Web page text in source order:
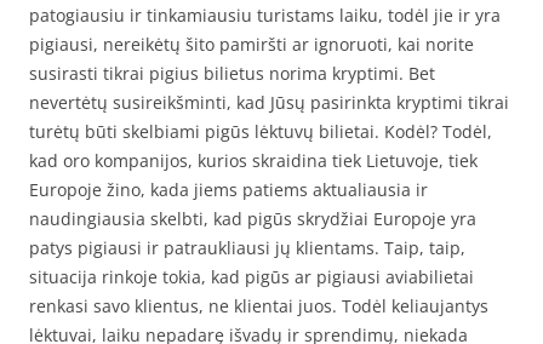
patogiausiu ir tinkamiausiu turistams laiku, todėl jie ir yra
pigiausi, nereikėtų šito pamiršti ar ignoruoti, kai norite
susirasti tikrai pigius bilietus norima kryptimi. Bet
nevertėtų susireikšminti, kad Jūsų pasirinkta kryptimi tikrai
turėtų būti skelbiami pigūs lėktuvų bilietai. Kodėl? Todėl,
kad oro kompanijos, kurios skraidina tiek Lietuvoje, tiek
Europoje žino, kada jiems patiems aktualiausia ir
naudingiausia skelbti, kad pigūs skrydžiai Europoje yra
patys pigiausi ir patraukliausi jų klientams. Taip, taip,
situacija rinkoje tokia, kad pigūs ar pigiausi aviabilietai
renkasi savo klientus, ne klientai juos. Todėl keliaujantys
lėktuvai, laiku nepadarę išvadų ir sprendimų, niekada